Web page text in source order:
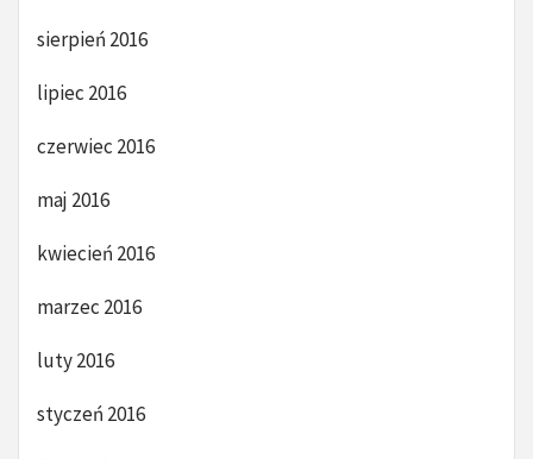
sierpień 2016
lipiec 2016
czerwiec 2016
maj 2016
kwiecień 2016
marzec 2016
luty 2016
styczeń 2016